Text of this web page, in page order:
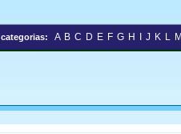
categorias: A B C D E F G H J K L M